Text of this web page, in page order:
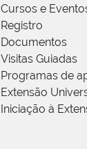
Cursos e
Registro
Documentos
Visitas Guiadas
Programas de
Extensão
Iniciação à